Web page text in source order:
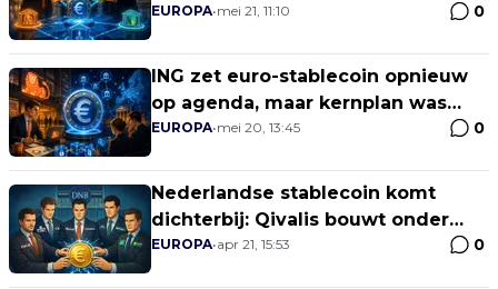
waaronder ABN AMRO, Rabobank
EUROPA•mei 21, 11:10 0
ING zet euro-stablecoin opnieuw
op agenda, maar kernplan was
bekend
EUROPA•mei 20, 13:45 0
Nederlandse stablecoin komt
dichterbij: Qivalis bouwt onder
DNB-toezicht
EUROPA•apr 21, 15:53 0